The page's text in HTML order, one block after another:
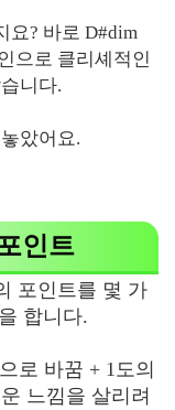
요? 바로 D#dim
으로 클리셰적인
니다.
았어요.
인트
포인트를 몇 가
합니다.
로 바꿈 + 1도의
느낌을 살리려